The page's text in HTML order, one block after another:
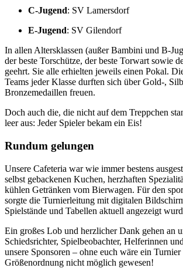
C-Jugend: SV Lamersdorf
E-Jugend: SV Gilendorf
In allen Altersklassen (außer Bambini und B-
der beste Torschütze, der beste Torwart sowie
geehrt. Sie alle erhielten jeweils einen Pokal.
Teams jeder Klasse durften sich über Gold-,
Bronzemedaillen freuen.
Doch auch die, die nicht auf dem Treppchen
leer aus: Jeder Spieler bekam ein Eis!
Rundum gelungen
Unsere Cafeteria war wie immer bestens
selbst gebackenen Kuchen, herzhaften
kühlen Getränken vom Bierwagen. Für den
sorgte die Turnierleitung mit digitalen
Spielstände und Tabellen aktuell angezeigt
Ein großes Lob und herzlicher Dank gehen an
Schiedsrichter, Spielbeobachter, Helferinnen
unsere Sponsoren – ohne euch wäre ein Turnier
Größenordnung nicht möglich gewesen!